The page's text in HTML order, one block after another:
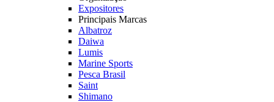
Expositores
Principais Marcas
Albatroz
Daiwa
Lumis
Marine Sports
Pesca Brasil
Saint
Shimano